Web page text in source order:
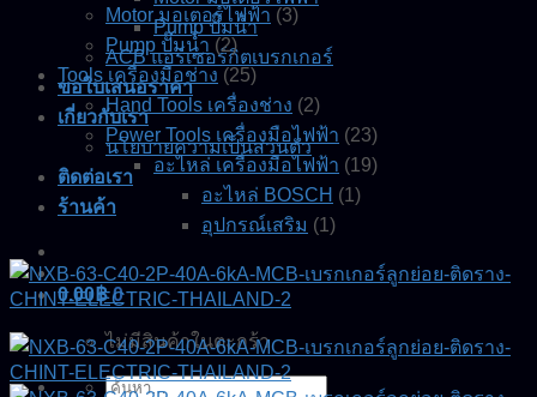
Pump ปั๊มน้ำ
ACB แอร์เซอร์กิตเบรกเกอร์
ขอใบเสนอราคา
เกี่ยวกับเรา
นโยบายความเป็นส่วนตัว
ติดต่อเรา
ร้านค้า
0.00฿ 0
ไม่มีสินค้าในตะกร้า
ค้นหา:
Motor มอเตอร์ไฟฟ้า (3)
Pump ปั๊มน้ำ (2)
Tools เครื่องมือช่าง (25)
Hand Tools เครื่องช่าง (2)
Power Tools เครื่องมือไฟฟ้า (23)
อะไหล่ เครื่องมือไฟฟ้า (19)
อะไหล่ BOSCH (1)
อุปกรณ์เสริม (1)